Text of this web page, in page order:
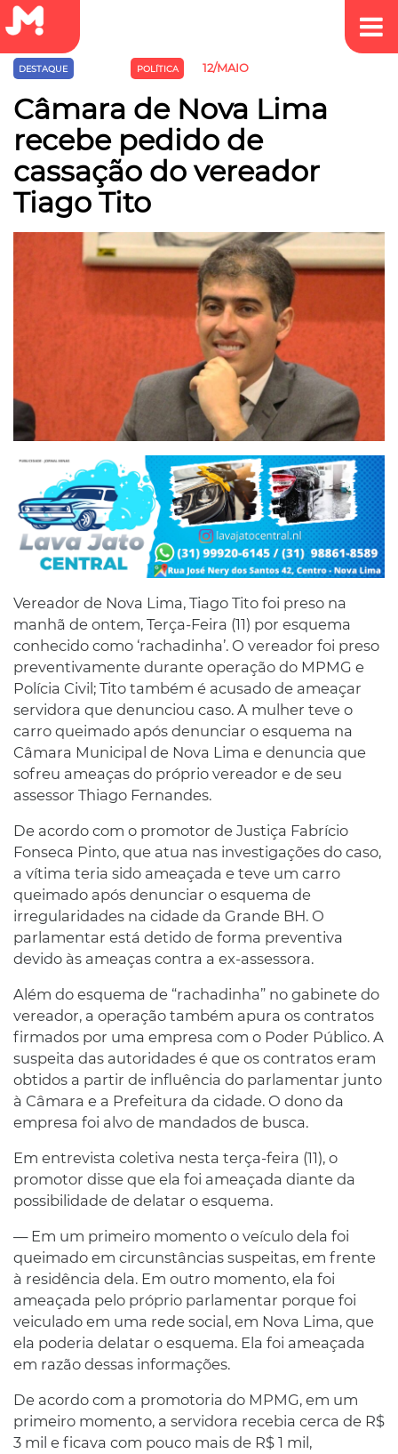
DESTAQUE POLÍTICA 12/MAIO
Câmara de Nova Lima
recebe pedido de
cassação do vereador
Tiago Tito
Vereador de Nova Lima, Tiago Tito foi preso na
manhã de ontem, Terça-Feira (11) por esquema
conhecido como ‘rachadinha’. O vereador foi preso
preventivamente durante operação do MPMG e
Polícia Civil; Tito também é acusado de ameaçar
servidora que denunciou caso. A mulher teve o
carro queimado após denunciar o esquema na
Câmara Municipal de Nova Lima e denuncia que
sofreu ameaças do próprio vereador e de seu
assessor Thiago Fernandes.
De acordo com o promotor de Justiça Fabrício
Fonseca Pinto, que atua nas investigações do caso,
a vítima teria sido ameaçada e teve um carro
queimado após denunciar o esquema de
irregularidades na cidade da Grande BH. O
parlamentar está detido de forma preventiva
devido às ameaças contra a ex-assessora.
Além do esquema de “rachadinha” no gabinete do
vereador, a operação também apura os contratos
firmados por uma empresa com o Poder Público. A
suspeita das autoridades é que os contratos eram
obtidos a partir de influência do parlamentar junto
à Câmara e a Prefeitura da cidade. O dono da
empresa foi alvo de mandados de busca.
Em entrevista coletiva nesta terça-feira (11), o
promotor disse que ela foi ameaçada diante da
possibilidade de delatar o esquema.
— Em um primeiro momento o veículo dela foi
queimado em circunstâncias suspeitas, em frente
à residência dela. Em outro momento, ela foi
ameaçada pelo próprio parlamentar porque foi
veiculado em uma rede social, em Nova Lima, que
ela poderia delatar o esquema. Ela foi ameaçada
em razão dessas informações.
De acordo com a promotoria do MPMG, em um
primeiro momento, a servidora recebia cerca de R$
3 mil e ficava com pouco mais de R$ 1 mil,